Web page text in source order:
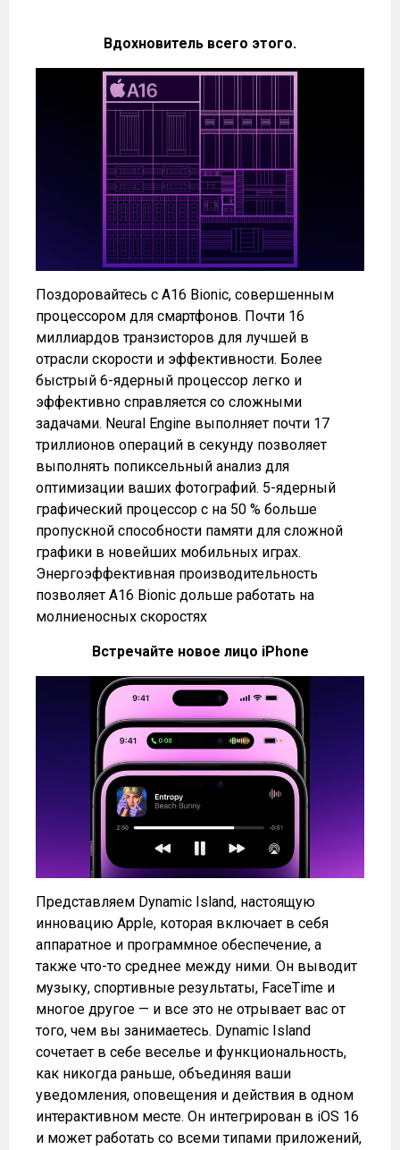
Вдохновитель всего этого.
Поздоровайтесь с A16 Bionic, совершенным
процессором для смартфонов. Почти 16
миллиардов транзисторов для лучшей в
отрасли скорости и эффективности. Более
быстрый 6-ядерный процессор легко и
эффективно справляется со сложными
задачами. Neural Engine выполняет почти 17
триллионов операций в секунду позволяет
выполнять попиксельный анализ для
оптимизации ваших фотографий. 5-ядерный
графический процессор с на 50 % больше
пропускной способности памяти для сложной
графики в новейших мобильных играх.
Энергоэффективная производительность
позволяет A16 Bionic дольше работать на
молниеносных скоростях
Встречайте новое лицо iPhone
Представляем Dynamic Island, настоящую
инновацию Apple, которая включает в себя
аппаратное и программное обеспечение, а
также что-то среднее между ними. Он выводит
музыку, спортивные результаты, FaceTime и
многое другое — и все это не отрывает вас от
того, чем вы занимаетесь. Dynamic Island
сочетает в себе веселье и функциональность,
как никогда раньше, объединяя ваши
уведомления, оповещения и действия в одном
интерактивном месте. Он интегрирован в iOS 16
и может работать со всеми типами приложений,